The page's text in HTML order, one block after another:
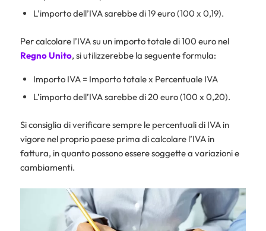
L’importo dell’IVA sarebbe di 19 euro (100 x 0,19).
Per calcolare l’IVA su un importo totale di 100 euro nel
RegnoUnito, si utilizzerebbe la seguente formula:
Importo IVA = Importo totale x Percentuale IVA
L’importo dell’IVA sarebbe di 20 euro (100 x 0,20).
Si consiglia di verificare sempre le percentuali di IVA in
vigore nel proprio paese prima di calcolare l’IVA in
fattura, in quanto possono essere soggette a variazioni e
cambiamenti.